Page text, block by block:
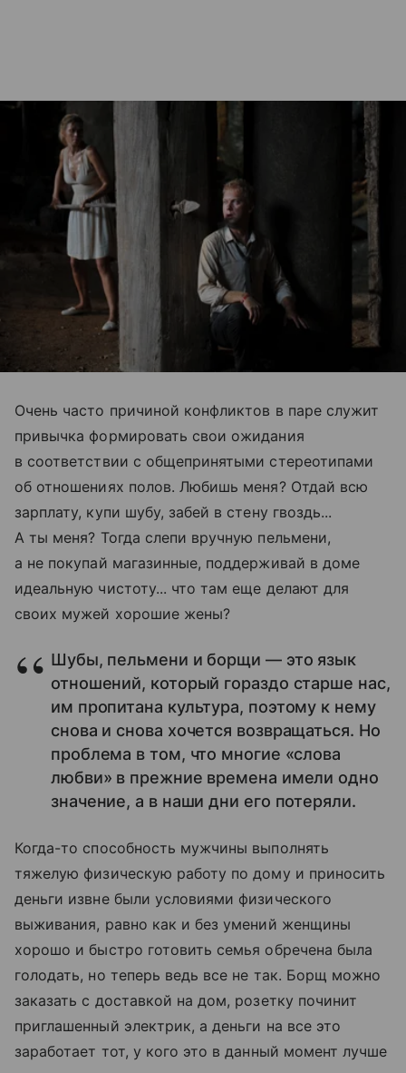
Очень часто причиной конфликтов в паре служит
привычка формировать свои ожидания
в соответствии с общепринятыми стереотипами
об отношениях полов. Любишь меня? Отдай всю
зарплату, купи шубу, забей в стену гвоздь...
А ты меня? Тогда слепи вручную пельмени,
а не покупай магазинные, поддерживай в доме
идеальную чистоту... что там ещe делают для
своих мужей хорошие жeны?
Шубы, пельмени и борщи — это язык
отношений, который гораздо старше нас,
им пропитана культура, поэтому к нему
снова и снова хочется возвращаться. Но
проблема в том, что многие «слова
любви» в прежние времена имели одно
значение, а в наши дни его потеряли.
Когда-то способность мужчины выполнять
тяжeлую физическую работу по дому и приносить
деньги извне были условиями физического
выживания, равно как и без умений женщины
хорошо и быстро готовить семья обречена была
голодать, но теперь ведь всe не так. Борщ можно
заказать с доставкой на дом, розетку починит
приглашeнный электрик, а деньги на всe это
заработает тот, у кого это в данный момент лучше